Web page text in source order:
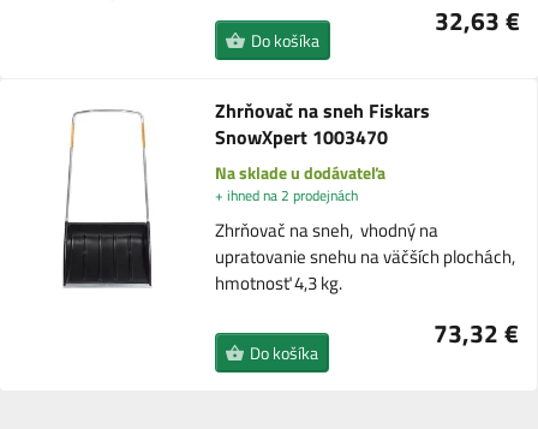
32,63 €
Do košíka
Zhrňovač na sneh Fiskars
SnowXpert 1003470
Na sklade u dodávateľa
+ ihned na 2 prodejnách
Zhrňovač na sneh, vhodný na
upratovanie snehu na väčších plochách,
hmotnosť 4,3 kg.
73,32 €
Do košíka